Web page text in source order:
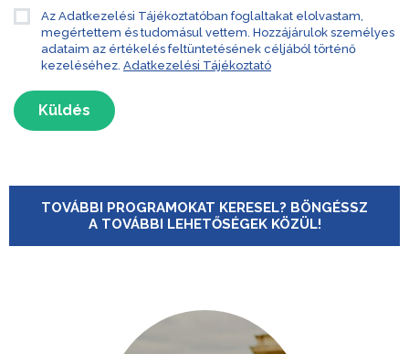
Az Adatkezelési Tájékoztatóban foglaltakat elolvastam,
megértettem és tudomásul vettem. Hozzájárulok személyes
adataim az értékelés feltüntetésének céljából történő
kezeléséhez. Adatkezelési Tájékoztató
Küldés
TOVÁBBI PROGRAMOKAT KERESEL? BÖNGÉSSZ
A TOVÁBBI LEHETŐSÉGEK KÖZÜL!